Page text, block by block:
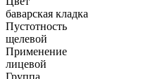
баварская кладка
Пустотность
щелевой
Применение
лицевой